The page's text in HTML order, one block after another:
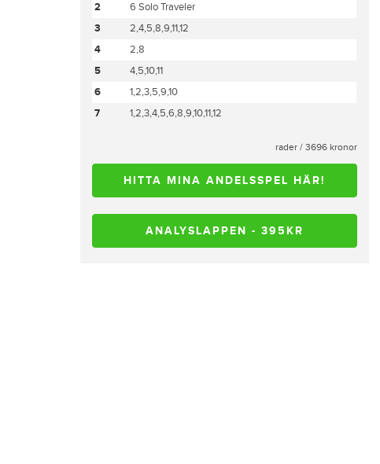
2
6 Solo Traveler
3
2,4,5,8,9,11,12
4
2,8
5
4,5,10,11
6
1,2,3,5,9,10
7
1,2,3,4,5,6,8,9,10,11,12
rader / 3696 kronor
HITTA MINA ANDELSSPEL HÄR!
ANALYSLAPPEN - 395KR